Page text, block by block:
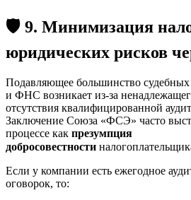
🛡️ 9. Минимизация
юридических рисков
Подавляющее большинство
и ФНС возникает из-за
отсутствия квалифицированной
Заключение Союза «ФСЭ» часто
процессе как презумпция
добросовестности
Если у компании есть ежегодное
оговорок, то: